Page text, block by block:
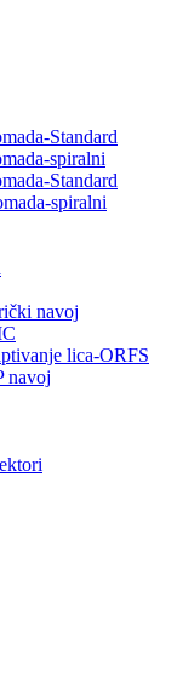
Standard
spiralni
Standard
spiralni
navoj
lica-ORFS
navoj